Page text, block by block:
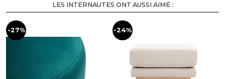
LES INTERNAUTES ONT AUSSI AIMÉ :
-27% -24%